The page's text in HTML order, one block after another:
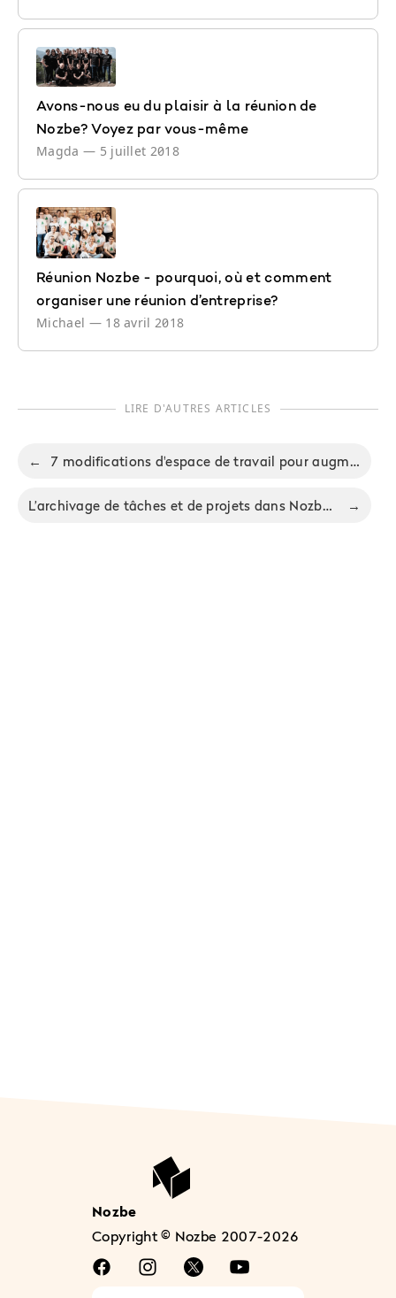
Avons-nous eu du plaisir à la réunion de
Nozbe? Voyez par vous-même
Magda — 5 juillet 2018
Réunion Nozbe - pourquoi, où et comment
organiser une réunion d’entreprise?
Michael — 18 avril 2018
LIRE D'AUTRES ARTICLES
← 7 modifications d'espace de travail pour augmenter votre productivité
L’archivage de tâches et de projets dans Nozbe - Partie 17 de notre série de FAQ →
Nozbe
Copyright © Nozbe 2007-2026